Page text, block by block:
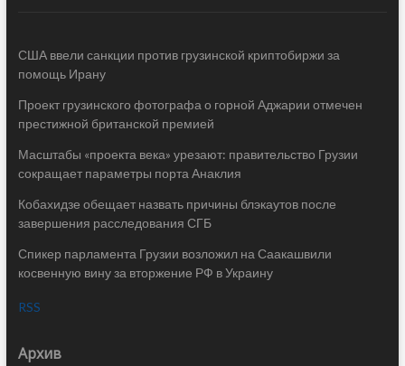
США ввели санкции против грузинской криптобиржи за
помощь Ирану
Проект грузинского фотографа о горной Аджарии отмечен
престижной британской премией
Масштабы «проекта века» урезают: правительство Грузии
сокращает параметры порта Анаклия
Кобахидзе обещает назвать причины блэкаутов после
завершения расследования СГБ
Спикер парламента Грузии возложил на Саакашвили
косвенную вину за вторжение РФ в Украину
RSS
Архив